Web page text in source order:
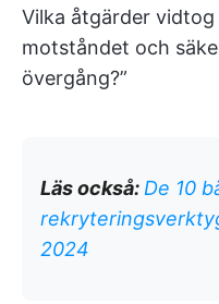
Vilka åtgärder
motståndet och
övergång?”
Läs också: De 10
2024